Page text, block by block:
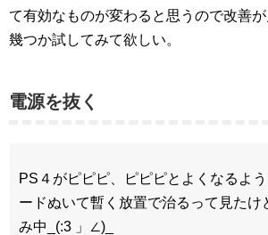
て有効なものが変わると思うので改善
幾つか試してみて欲しい。
電源を抜く
PS４がピピピ、ピピピとよくなるよ
ードぬいて暫く放置で治るって見たけ
み中_(:3 」∠)_